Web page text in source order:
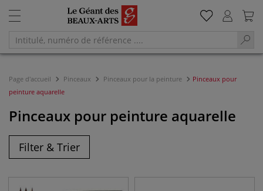
Page d'accueil Pinceaux Pinceaux pour la peinture
Pinceaux pour
peinture aquarelle
Pinceaux pour peinture aquarelle
Filter & Trier